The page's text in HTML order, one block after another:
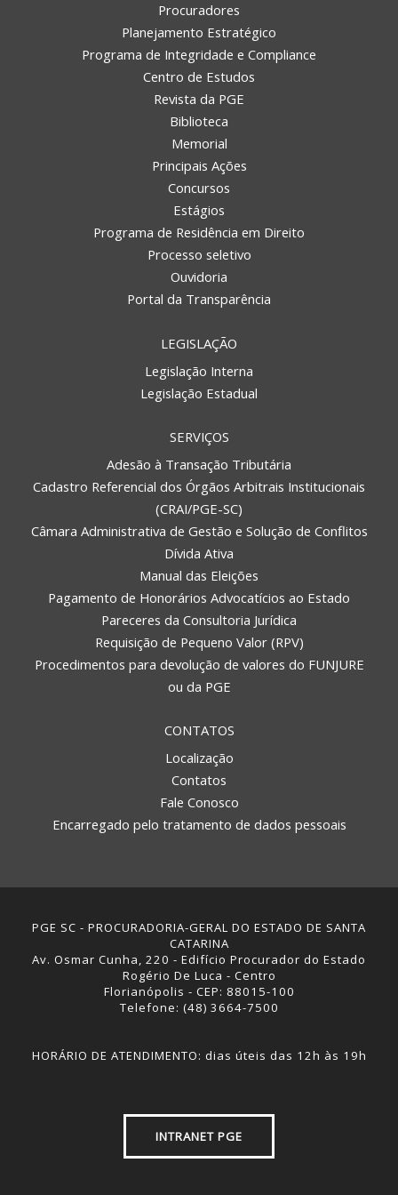
Procuradores
Planejamento Estratégico
Programa de Integridade e Compliance
Centro de Estudos
Revista da PGE
Biblioteca
Memorial
Principais Ações
Concursos
Estágios
Programa de Residência em Direito
Processo seletivo
Ouvidoria
Portal da Transparência
LEGISLAÇÃO
Legislação Interna
Legislação Estadual
SERVIÇOS
Adesão à Transação Tributária
Cadastro Referencial dos Órgãos Arbitrais Institucionais
(CRAI/PGE-SC)
Câmara Administrativa de Gestão e Solução de Conflitos
Dívida Ativa
Manual das Eleições
Pagamento de Honorários Advocatícios ao Estado
Pareceres da Consultoria Jurídica
Requisição de Pequeno Valor (RPV)
Procedimentos para devolução de valores do FUNJURE
ou da PGE
CONTATOS
Localização
Contatos
Fale Conosco
Encarregado pelo tratamento de dados pessoais
PGE SC - PROCURADORIA-GERAL DO ESTADO DE SANTA
CATARINA
Av. Osmar Cunha, 220 - Edifício Procurador do Estado
Rogério De Luca - Centro
Florianópolis - CEP: 88015-100
Telefone: (48) 3664-7500
HORÁRIO DE ATENDIMENTO: dias úteis das 12h às 19h
INTRANET PGE